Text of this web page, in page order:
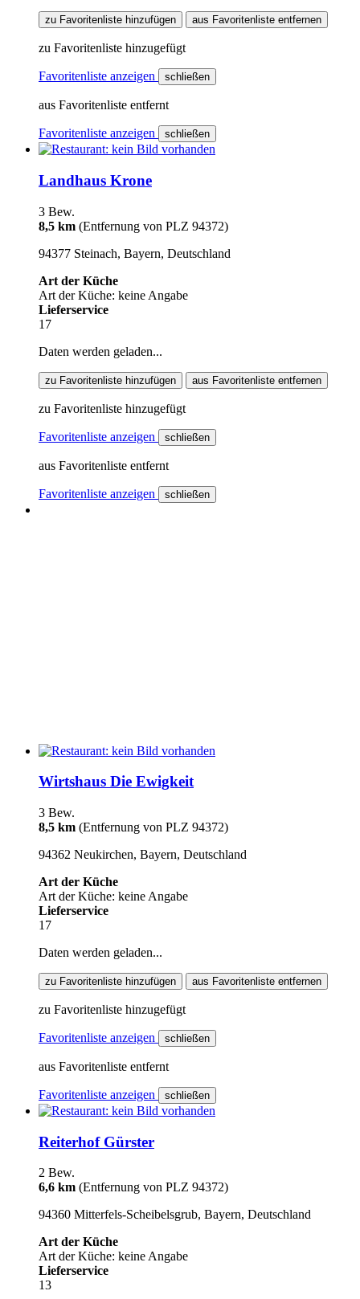
zu Favoritenliste hinzufügen aus Favoritenliste entfernen
zu Favoritenliste hinzugefügt
Favoritenliste anzeigen schließen
aus Favoritenliste entfernt
Favoritenliste anzeigen schließen
Landhaus Krone
3 Bew.
8,5 km (Entfernung von PLZ 94372)
94377 Steinach, Bayern, Deutschland
Art der Küche
Art der Küche: keine Angabe
Lieferservice
17
Daten werden geladen...
zu Favoritenliste hinzufügen aus Favoritenliste entfernen
zu Favoritenliste hinzugefügt
Favoritenliste anzeigen schließen
aus Favoritenliste entfernt
Favoritenliste anzeigen schließen
Wirtshaus Die Ewigkeit
3 Bew.
8,5 km (Entfernung von PLZ 94372)
94362 Neukirchen, Bayern, Deutschland
Art der Küche
Art der Küche: keine Angabe
Lieferservice
17
Daten werden geladen...
zu Favoritenliste hinzufügen aus Favoritenliste entfernen
zu Favoritenliste hinzugefügt
Favoritenliste anzeigen schließen
aus Favoritenliste entfernt
Favoritenliste anzeigen schließen
Reiterhof Gürster
2 Bew.
6,6 km (Entfernung von PLZ 94372)
94360 Mitterfels-Scheibelsgrub, Bayern, Deutschland
Art der Küche
Art der Küche: keine Angabe
Lieferservice
13